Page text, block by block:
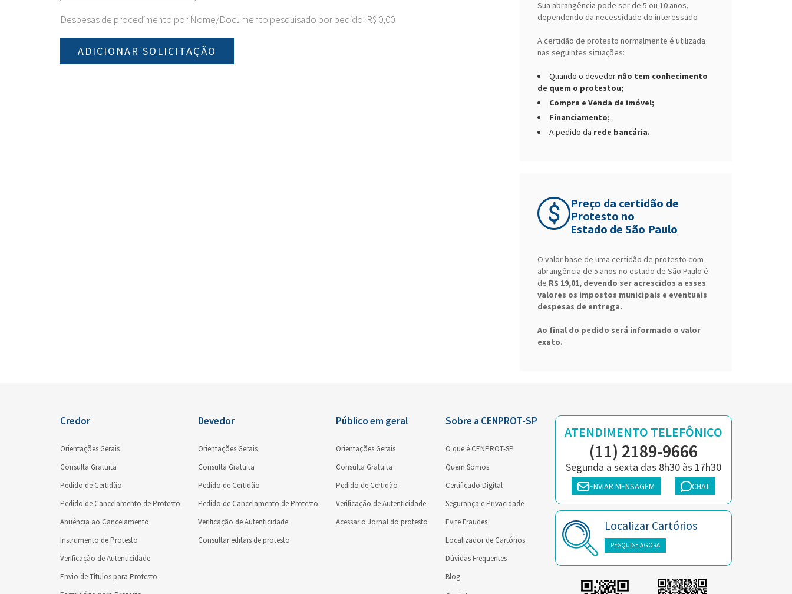
Despesas de procedimento por Nome/Documento pesquisado por pedido: R$ 0,00
Sua abrangência pode ser de 5 ou 10 anos,
dependendo da necessidade do interessado
A certidão de protesto normalmente é utilizada
nas seguintes situações:
Quando o devedor não tem conhecimento
de quem o protestou;
Compra e Venda de imóvel;
Financiamento;
A pedido da rede bancária.
Preço da certidão de
Protesto no
Estado de São Paulo
O valor base de uma certidão de protesto com
abrangência de 5 anos no estado de São Paulo é
de R$ 19,01, devendo ser acrescidos a esses
valores os impostos municipais e eventuais
despesas de entrega.
Ao final do pedido será informado o valor
exato.
Credor
Orientações Gerais
Consulta Gratuita
Pedido de Certidão
Pedido de Cancelamento de Protesto
Anuência ao Cancelamento
Instrumento de Protesto
Verificação de Autenticidade
Envio de Títulos para Protesto
Devedor
Orientações Gerais
Consulta Gratuita
Pedido de Certidão
Pedido de Cancelamento de Protesto
Verificação de Autenticidade
Consultar editais de protesto
Público em geral
Orientações Gerais
Consulta Gratuita
Pedido de Certidão
Verificação de Autenticidade
Acessar o Jornal do protesto
Sobre a CENPROT-SP
O que é CENPROT-SP
Quem Somos
Certificado Digital
Segurança e Privacidade
Evite Fraudes
Localizador de Cartórios
Dúvidas Frequentes
Blog
ATENDIMENTO TELEFÔNICO
(11) 2189-9666
Segunda a sexta das 8h30 às 17h30
ENVIAR MENSAGEM CHAT
Localizar Cartórios
PESQUISE AGORA